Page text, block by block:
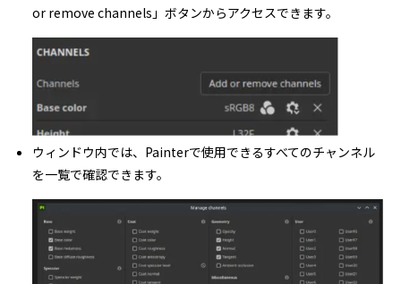
or remove channels」ボタンからアクセスできます。
ウィンドウ内では、Painterで使用できるすべてのチャンネル
を一覧で確認できます。